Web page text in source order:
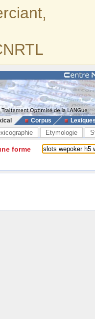
Corpus
Etymologie
forme